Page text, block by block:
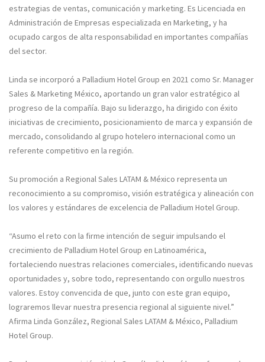
estrategias de ventas, comunicación y marketing. Es Licenciada en
Administración de Empresas especializada en Marketing, y ha
ocupado cargos de alta responsabilidad en importantes compañías
del sector.
Linda se incorporó a Palladium Hotel Group en 2021 como Sr. Manager
Sales & Marketing México, aportando un gran valor estratégico al
progreso de la compañía. Bajo su liderazgo, ha dirigido con éxito
iniciativas de crecimiento, posicionamiento de marca y expansión de
mercado, consolidando al grupo hotelero internacional como un
referente competitivo en la región.
Su promoción a Regional Sales LATAM & México representa un
reconocimiento a su compromiso, visión estratégica y alineación con
los valores y estándares de excelencia de Palladium Hotel Group.
“Asumo el reto con la firme intención de seguir impulsando el
crecimiento de Palladium Hotel Group en Latinoamérica,
fortaleciendo nuestras relaciones comerciales, identificando nuevas
oportunidades y, sobre todo, representando con orgullo nuestros
valores. Estoy convencida de que, junto con este gran equipo,
lograremos llevar nuestra presencia regional al siguiente nivel.”
Afirma Linda González, Regional Sales LATAM & México, Palladium
Hotel Group.